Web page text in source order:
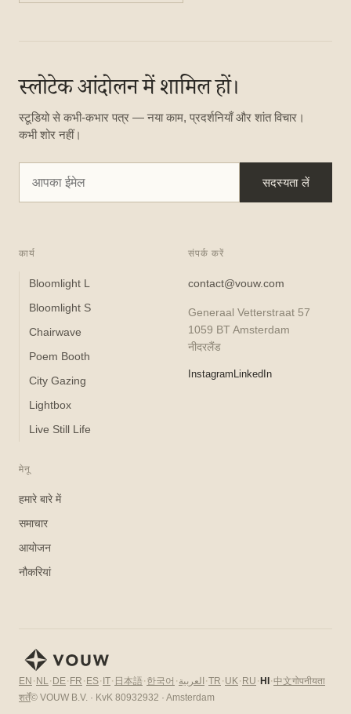
स्लोटेक आंदोलन में शामिल हों।
स्टूडियो से कभी-कभार पत्र — नया काम, प्रदर्शनियाँ और शांत विचार।
कभी शोर नहीं।
सदस्यता लें
कार्य
Bloomlight L
Bloomlight S
Chairwave
Poem Booth
City Gazing
Lightbox
Live Still Life
मेनू
हमारे बारे में
समाचार
आयोजन
नौकरियां
संपर्क करें
contact@vouw.com
Generaal Vetterstraat 57
1059 BT Amsterdam
नीदरलैंड
Instagram LinkedIn
EN · NL· DE· FR · ES· IT· 日本語 · 한국어 · العربية ·TR · UK· RU · HI ·中文गोपनीयता
शर्तें© VOUW B.V. · KvK 80932932 · Amsterdam